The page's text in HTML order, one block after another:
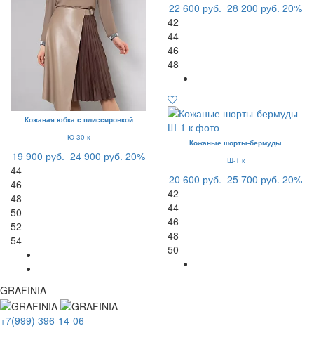
Кожаная юбка с плиссировкой
Ю-30 к
19 900 руб. 24 900 руб. 20%
44
46
48
50
52
54
22 600 руб. 28 200 руб. 20%
42
44
46
48
Кожаные шорты-бермуды
Ш-1 к
20 600 руб. 25 700 руб. 20%
42
44
46
48
50
GRAFINIA
+7(999) 396-14-06